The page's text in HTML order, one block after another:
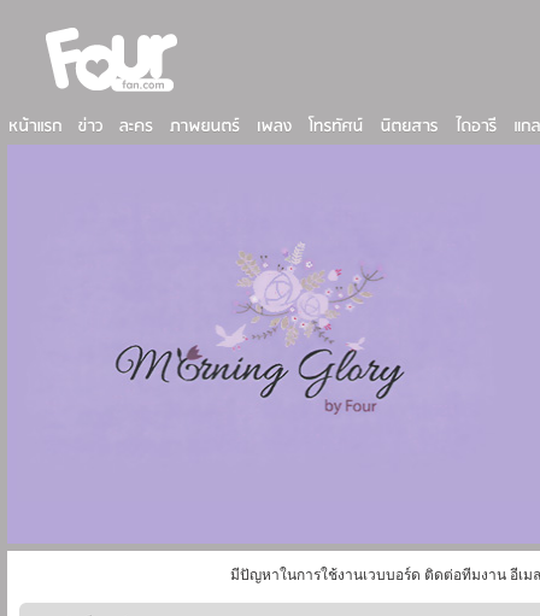
มีปัญหาในการใช้งานเวบบอร์ด ติดต่อทีมงาน อีเม